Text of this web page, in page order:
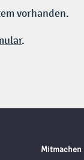
vorhanden.
.
Mitmachen